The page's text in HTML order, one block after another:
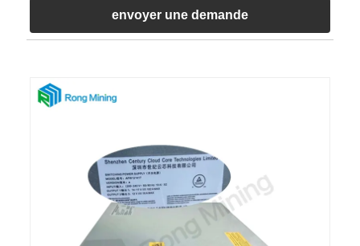
envoyer une demande